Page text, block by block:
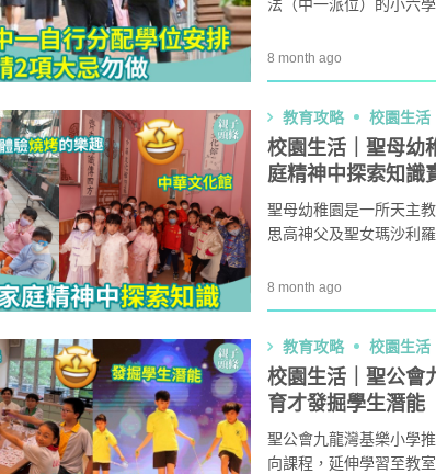
法（中一派位）的小六
（直資）中學的自行分
至16日向有關中學遞交
日出版。
8 month ago
教育攻略 校園生活
校園生活｜聖母
庭精神中探索知識
聖母幼稚園是一所天主
思高神父及聖女瑪沙利
造一個充滿愛心、尊重
快樂中學習，在關愛中
8 month ago
教育攻略 校園生活
校園生活｜聖公
育才發掘學生潛
聖公會九龍灣基樂小學
向課程，延伸學習至教
1
防潮濕｜日本專家教家居防霉菌
小貼士 風扇擺位有技巧 這件
吸濕法寶不能缺 ！
2
泡泡有無問題？ 日本家居清潔大
牌這樣回應！
3
除霉菌貼士｜4大對付天花板+牆
身發霉方法 漂白水是抽濕除霉
法寶？！
4
白襪救星｜開洗衣機前用一物浸
泡 成份天然令白襪光潔如新？
另附日本神奇偏方
5
有味 日本人分享3大除味法寶
2
3
5